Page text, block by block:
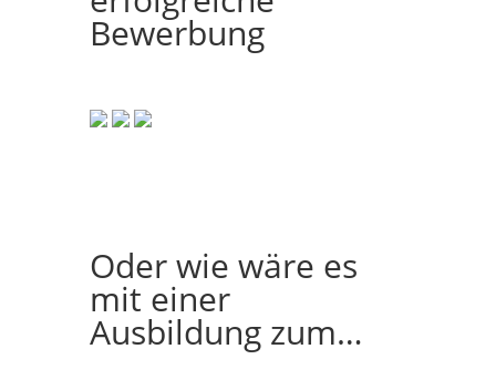
Bewerbung
Oder wie wäre es
mit einer
Ausbildung zum…